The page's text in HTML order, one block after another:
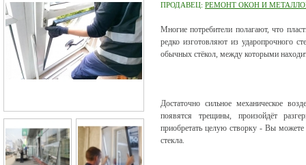
ПРОДАВЕЦ: РЕМОНТ ОКОН И
Многие потребители полагают, что
редко изготовляют из ударопрочного
обычных стёкол, между которыми
Достаточно сильное механическое
появятся трещины, произойдёт
приобретать целую створку - Вы можете
стекла.